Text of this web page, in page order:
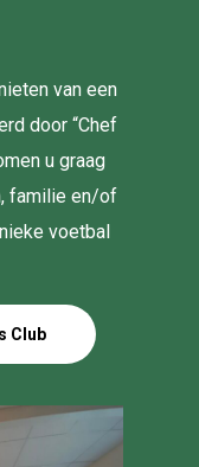
van een
door “Chef
u graag
familie en/of
voetbal
Club